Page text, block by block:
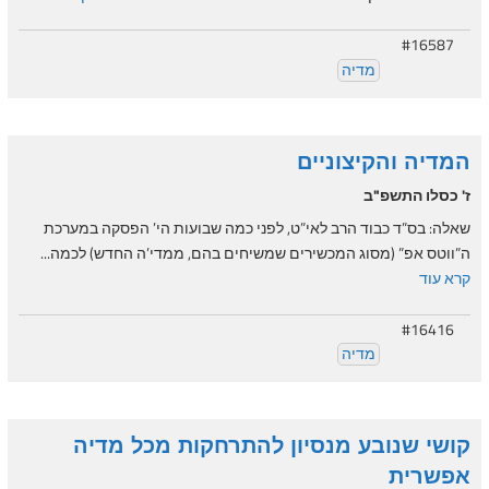
#16587
מדיה
המדיה והקיצוניים
ז' כסלו התשפ"ב
שאלה: בס”ד כבוד הרב לאי”ט, לפני כמה שבועות הי’ הפסקה במערכת
ה”ווטס אפ” (מסוג המכשירים שמשיחים בהם, ממדי’ה החדש) לכמה...
קרא עוד
#16416
מדיה
קושי שנובע מנסיון להתרחקות מכל מדיה
אפשרית